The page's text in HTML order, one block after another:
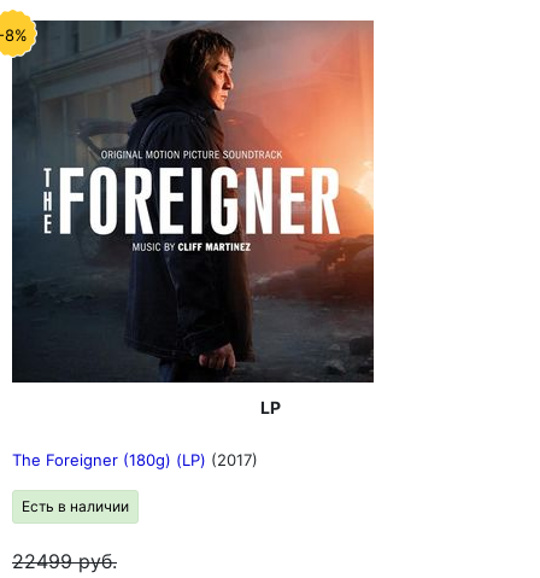
"Moody's Mood" был удостоен награды как лучший
джазовый певец, а "Off Broadway" получила награду за
лучший инструментальный трек в стиле R&B
Инструментальный трек". Куинси Джонс и Джерри Хей
также выиграли также получили премию "Грэмми" в
номинации "Лучшая инструментальная композиция
Аранжировка" за песню "Dinorah, Dinorah".
Отзывы
"180-граммовое переиздание пластинки впечатляет
своим богатым и мощным звучанием, который
особенно ярко проявляет свои сильные стороны когда
вы даете регулятору громкости В свободном режиме"
(Good Times, февраль/март 2015)
8%
LP
The Foreigner (180g) (LP) (2017)
Есть в наличии
22499руб.